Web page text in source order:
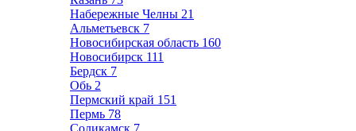
Набережные Челны 21
Альметьевск 7
Новосибирская область 160
Новосибирск 111
Бердск 7
Обь 2
Пермский край 151
Пермь 78
Соликамск 7